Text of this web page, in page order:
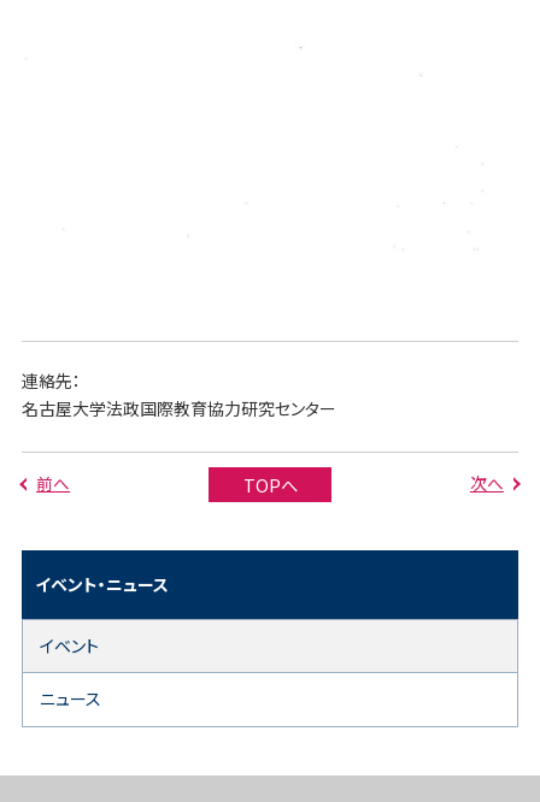
連絡先：
名古屋大学法政国際教育協力研究センター
前へ TOPへ 次へ
イベント・ニュース
イベント
ニュース